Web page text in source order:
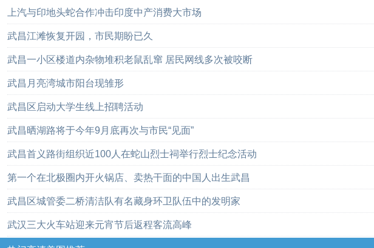
上汽与印地头蛇合作冲击印度中产消费大市场
武昌江滩恢复开园，市民期盼已久
武昌一小区楼道内杂物堆积老鼠乱窜 居民网线多次被咬断
武昌月亮湾城市阳台现雏形
武昌区启动大学生线上招聘活动
武昌晒湖路将于今年9月底再次与市民“见面”
武昌首义路街组织近100人在蛇山烈士祠举行烈士纪念活动
第一个在北极圈内开火锅店、卖热干面的中国人出生武昌
武昌区城管委二桥清洁队有名藏身环卫队伍中的发明家
武汉三大火车站迎来元宵节后返程客流高峰